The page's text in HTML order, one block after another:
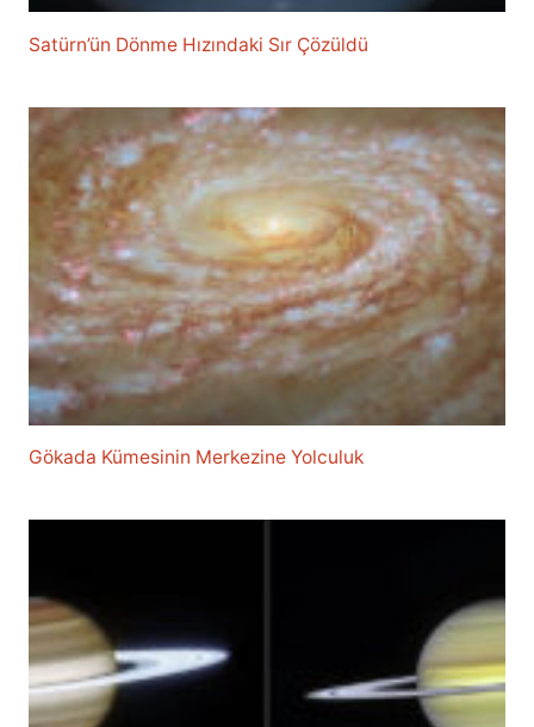
Satürn’ün Dönme Hızındaki Sır Çözüldü
Gökada Kümesinin Merkezine Yolculuk